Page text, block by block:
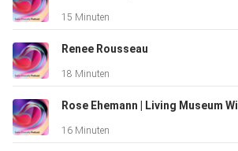
15 Minuten
Renee Rousseau
18 Minuten
Rose Ehemann | Living Museum Wil
16 Minuten